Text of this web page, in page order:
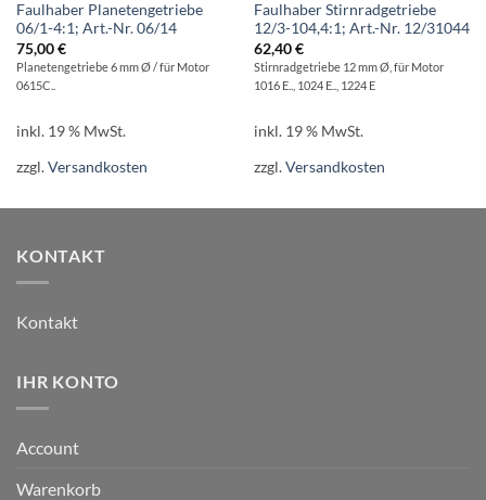
Faulhaber Planetengetriebe
06/1-4:1; Art.-Nr. 06/14
75,00€
Planetengetriebe 6 mm Ø / für Motor
0615C..
inkl. 19 % MwSt.
zzgl.Versandkosten
Faulhaber Stirnradgetriebe
12/3-104,4:1; Art.-Nr. 12/31044
62,40€
Stirnradgetriebe 12 mm Ø, für Motor
1016 E.., 1024 E.., 1224 E
inkl. 19 % MwSt.
zzgl.Versandkosten
KONTAKT
Kontakt
IHR KONTO
Account
Warenkorb